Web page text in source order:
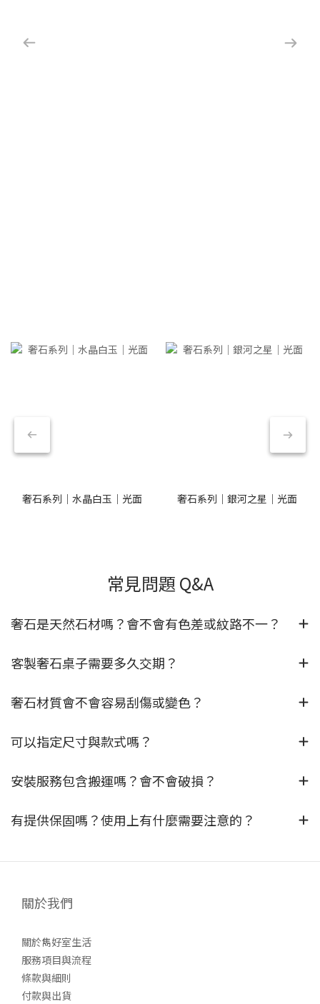
奢石系列｜水晶白玉｜光面 奢石系列｜銀河之星｜光面
常見問題 Q&A
奢石是天然石材嗎？會不會有色差或紋路不一？
客製奢石桌子需要多久交期？
奢石材質會不會容易刮傷或變色？
可以指定尺寸與款式嗎？
安裝服務包含搬運嗎？會不會破損？
有提供保固嗎？使用上有什麼需要注意的？
關於我們
關於雋好室生活
服務項目與流程
條款與細則
付款與出貨